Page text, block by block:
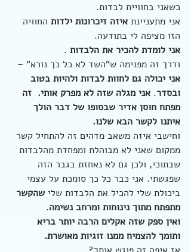
כשאני בחוויית לבדות.
אני מתעניינת איזה זיכרונות ילדות החוויה
הזו מציפה לי בתודעה.
אני לומדת להכיר את הלבדות .
ודרך זה מפנימה ש"השד לא כל כך נורא" –
אני יכולה גם לחוות לבדות ולהיות בטוב
ובסדר. אני מגלה שזה לא מפרק אותי.  זה
מפתח חוסן אדיר שבסופו של דבר הולך
איתנו לקשר הבא שלנו.
וחישבי איזה משאב מדהים זה להתחיל קשר
ממקום שאני לא מבוהלת ומפחדת מהלבדות
שבתוכי, ולכן גם לא נאחזת בגבר הזה
שפגשתי. אני כבר כל כך סומכת על עצמי
ביכולת שלי להכיל את הלבדות שלי שהקשר
מתפתח מתוך נינוחות ומרחב נשימה.
ואין ספק שזה אקלים הרבה יותר בריא
ותומך להצמיח ממנו זוגיות מאושרת.